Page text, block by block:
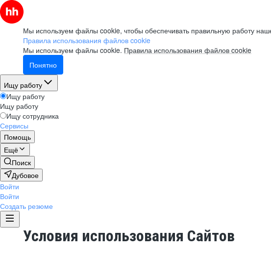
Мы используем файлы cookie, чтобы обеспечивать правильную работу
Правила использования файлов cookie
Мы используем файлы cookie. Правила использования файлов cookie
Понятно
Ищу работу
Ищу работу
Ищу работу
Ищу сотрудника
Сервисы
Помощь
Ещё
Поиск
Дубовое
Войти
Войти
Создать резюме
Условия использования Сайтов